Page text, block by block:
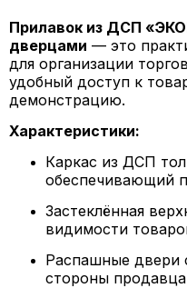
Прилавок из ДСП
дверцами — это
для организации
удобный доступ к
демонстрацию.
Характеристики:
Каркас из ДСП
обеспечивающий
Застеклённая
видимости
Распашные двери
стороны продавца